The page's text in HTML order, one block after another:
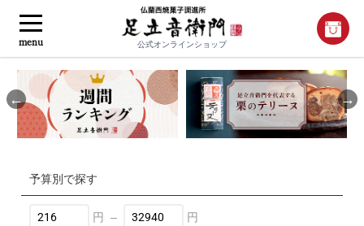
menu 公式オンラインショップ
Previous
予算別で探す
円 – 円